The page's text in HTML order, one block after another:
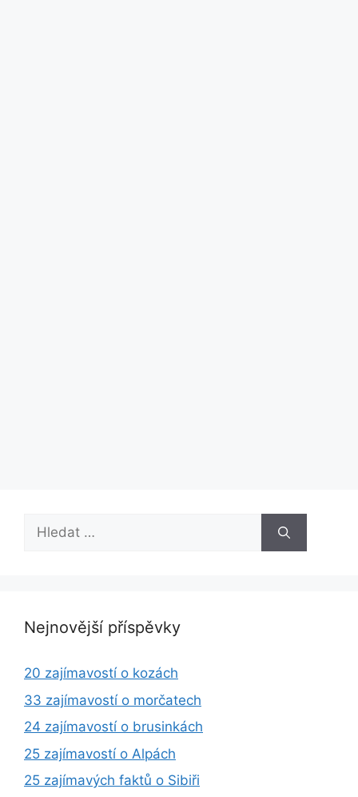
Hledat:
Nejnovější příspěvky
20 zajímavostí o kozách
33 zajímavostí o morčatech
24 zajímavostí o brusinkách
25 zajímavostí o Alpách
25 zajímavých faktů o Sibiři